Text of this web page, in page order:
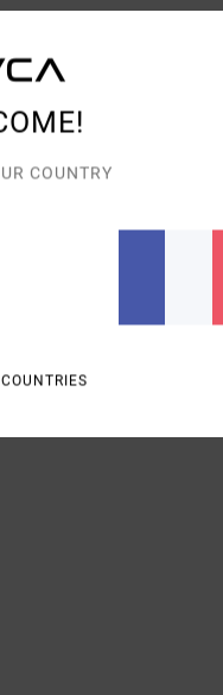
COUNTRY